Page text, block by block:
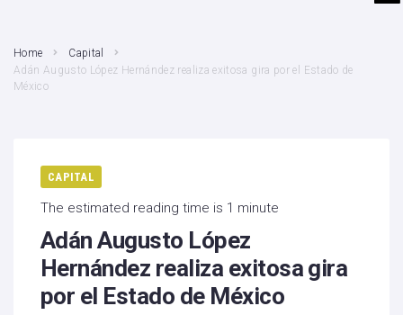
Home
Capital
Adán Augusto López Hernández realiza exitosa gira por el Estado de
México
CAPITAL
The estimated reading time is 1 minute
Adán Augusto López
Hernández realiza exitosa gira
por el Estado de México